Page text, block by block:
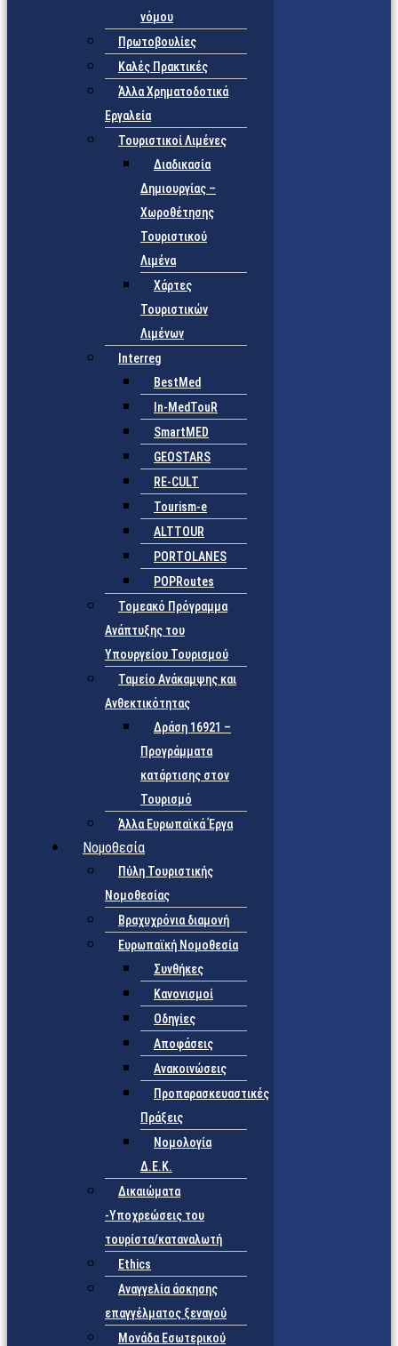
νόμου
Πρωτοβουλίες
Καλές Πρακτικές
Άλλα Χρηματοδοτικά
Εργαλεία
Τουριστικοί Λιμένες
Διαδικασία
Δημιουργίας –
Χωροθέτησης
Τουριστικού
Λιμένα
Χάρτες
Τουριστικών
Λιμένων
Interreg
BestMed
In-MedTouR
SmartMED
GEOSTARS
RE-CULT
Tourism-e
ALTTOUR
PORTOLANES
POPRoutes
Τομεακό Πρόγραμμα
Ανάπτυξης του
Υπουργείου Τουρισμού
Ταμείο Ανάκαμψης και
Ανθεκτικότητας
Δράση 16921 –
Προγράμματα
κατάρτισης στον
Τουρισμό
Άλλα Ευρωπαϊκά Έργα
Νομοθεσία
Πύλη Τουριστικής
Νομοθεσίας
Βραχυχρόνια διαμονή
Ευρωπαϊκή Νομοθεσία
Συνθήκες
Κανονισμοί
Οδηγίες
Αποφάσεις
Ανακοινώσεις
Προπαρασκευαστικές
Πράξεις
Νομολογία
Δ.Ε.Κ.
Δικαιώματα
-Υποχρεώσεις του
τουρίστα/καταναλωτή
Ethics
Αναγγελία άσκησης
επαγγέλματος ξεναγού
Μονάδα Εσωτερικού